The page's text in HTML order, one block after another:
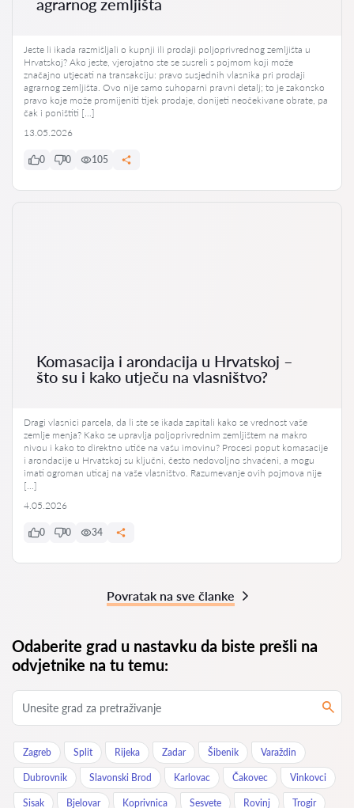
agrarnog zemljišta
Jeste li ikada razmišljali o kupnji ili prodaji poljoprivrednog zemljišta u
Hrvatskoj? Ako jeste, vjerojatno ste se susreli s pojmom koji može
značajno utjecati na transakciju: pravo susjednih vlasnika pri prodaji
agrarnog zemljišta. Ovo nije samo suhoparni pravni detalj; to je zakonsko
pravo koje može promijeniti tijek prodaje, donijeti neočekivane obrate, pa
čak i poništiti […]
13.05.2026
0 0 105
Komasacija i arondacija u Hrvatskoj –
što su i kako utječu na vlasništvo?
Dragi vlasnici parcela, da li ste se ikada zapitali kako se vrednost vaše
zemlje menja? Kako se upravlja poljoprivrednim zemljištem na makro
nivou i kako to direktno utiče na vašu imovinu? Procesi poput komasacije
i arondacije u Hrvatskoj su ključni, često nedovoljno shvaćeni, a mogu
imati ogroman uticaj na vaše vlasništvo. Razumevanje ovih pojmova nije
[…]
4.05.2026
0 0 34
Povratak na sve članke
Odaberite grad u nastavku da biste prešli na
odvjetnike na tu temu:
Zagreb Split Rijeka Zadar Šibenik Varaždin
Dubrovnik Slavonski Brod Karlovac Čakovec Vinkovci
Sisak Bjelovar Koprivnica Sesvete Rovinj Trogir